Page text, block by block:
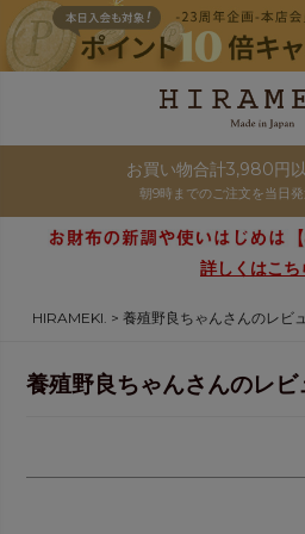
お買い物合計3,980円
朝9時までのご注文を当日発
詳しくはこち
HIRAMEKI. 養殖野良ちゃんさんのレビ
養殖野良ちゃんさんのレビ